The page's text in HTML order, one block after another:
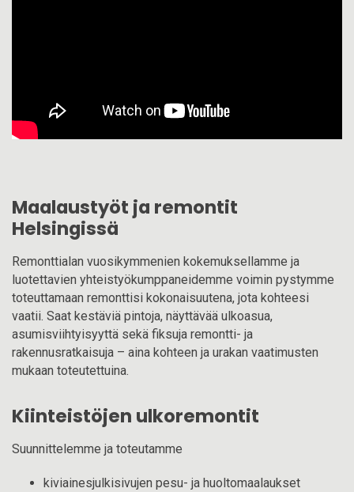
Maalaustyöt ja remontit
Helsingissä
Remonttialan vuosikymmenien kokemuksellamme ja
luotettavien yhteistyökumppaneidemme voimin pystymme
toteuttamaan remonttisi kokonaisuutena, jota kohteesi
vaatii. Saat kestäviä pintoja, näyttävää ulkoasua,
asumisviihtyisyyttä sekä fiksuja remontti- ja
rakennusratkaisuja – aina kohteen ja urakan vaatimusten
mukaan toteutettuina.
Kiinteistöjen ulkoremontit
Suunnittelemme ja toteutamme
kiviainesjulkisivujen pesu- ja huoltomaalaukset